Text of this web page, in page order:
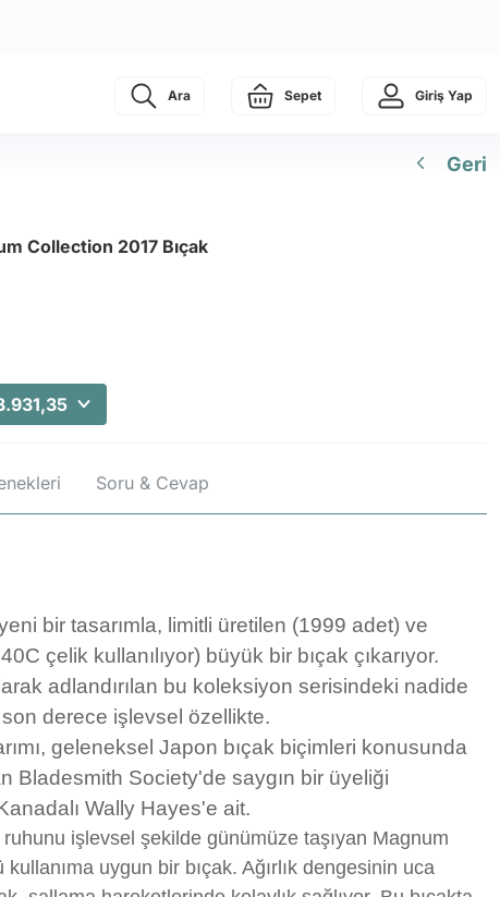
Ara Sepet Giriş Yap
Geri
Collection 2017 Bıçak
Soru & Cevap
bir tasarımla, limitli üretilen (1999 adet) ve
çelik kullanılıyor) büyük bir bıçak çıkarıyor.
adlandırılan bu koleksiyon serisindeki nadide
derece işlevsel özellikte.
geleneksel Japon bıçak biçimleri konusunda
Bladesmith Society'de saygın bir üyeliği
Wally Hayes'e ait.
ruhunu işlevsel şekilde günümüze taşıyan Magnum
uygun bir bıçak. Ağırlık dengesinin uca